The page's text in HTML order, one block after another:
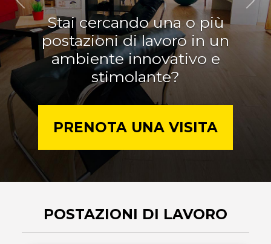
Stai cercando una o più
postazioni di lavoro in un
ambiente innovativo e
stimolante?
PRENOTA UNA VISITA
Previous
POSTAZIONI DI LAVORO